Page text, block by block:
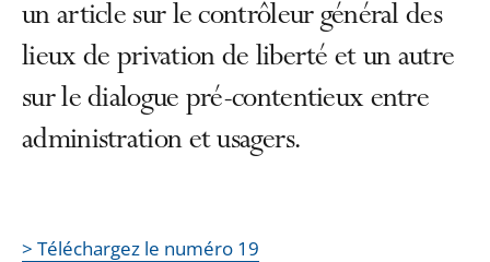
un article sur le contrôleur général des
lieux de privation de liberté et un autre
sur le dialogue pré-contentieux entre
administration et usagers.
> Téléchargez le numéro 19